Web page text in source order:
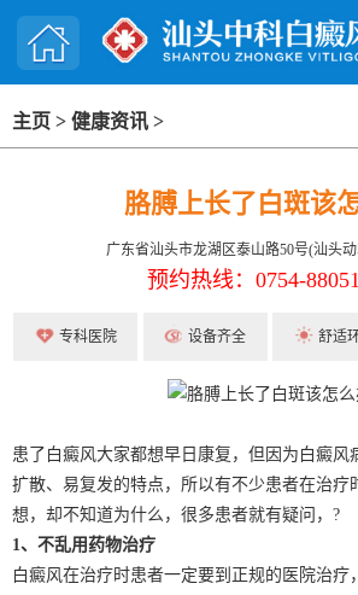
主页 > 健康资讯 >
胳膊上长了白斑该
广东省汕头市龙湖区泰山路50号(汕头
预约热线：0754-
专科医院 设备齐全 舒适
患了白癜风大家都想早日康复，但因为白癜风
扩散、易复发的特点，所以有不少患者在治疗
想，却不知道为什么，很多患者就有疑问，?
1、不乱用药物治疗
白癜风在治疗时患者一定要到正规的医院治疗